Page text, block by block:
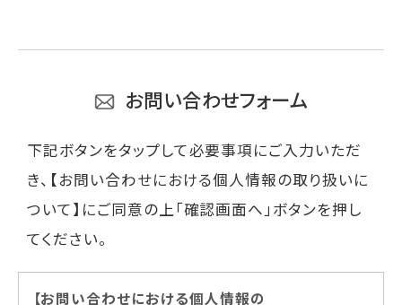
お問い合わせフォーム
下記ボタンをタップして必要事項にご入力いただ
き、【お問い合わせにおける個人情報の取り扱いに
ついて】にご同意の上「確認画面へ」ボタンを押し
てください。
【お問い合わせにおける個人情報の